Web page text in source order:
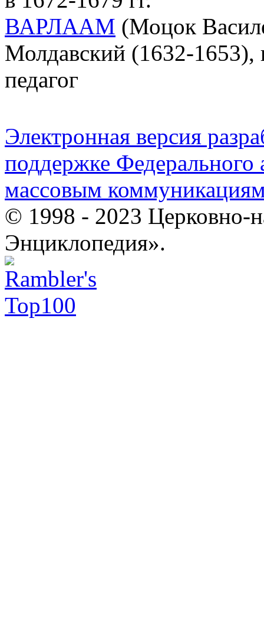
ВАРЛААМ (Моцок
Молдавский (1632-1653),
педагог
Электронная версия
поддержке Федерального
массовым
© 1998 - 2023 Церковно-
Энциклопедия».